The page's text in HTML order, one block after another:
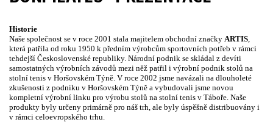
Historie
Naše společnost se v roce 2001 stala majitelem obchodní značky ARTIS,
která patřila od roku 1950 k předním výrobcům sportovních potřeb v rámci
tehdejší Československé republiky. Národní podnik se skládal z devíti
samostatných výrobních závodů mezi něž patřil i výrobní podnik stolů na
stolní tenis v Horšovském Týně. V roce 2002 jsme navázali na dlouholeté
zkušenosti z podniku v Horšovském Týně a vybudovali jsme novou
kompletní výrobní linku pro výrobu stolů na stolní tenis v Táboře. Naše
produkty byly určeny primárně pro náš trh, ale byly úspěšně distribuovány i
v rámci celoevropského trhu.